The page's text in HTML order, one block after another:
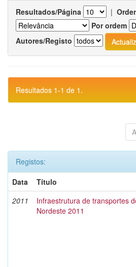
Resultados/Página |
Por ordem
Autores/Registo
Resultados 1-1 de 1.
Registos:
Data
Título
2011
Infraestrutura de transportes
Nordeste 2011